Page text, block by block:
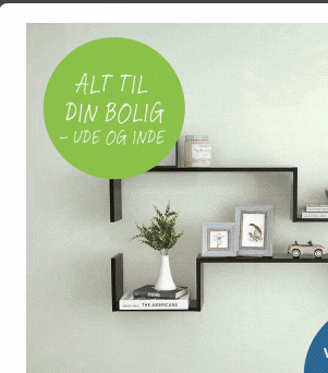
SAMSUNG
Samsung Galaxy A17 6,7" Dual
SIM 4G 4/128 GB - Light Blue